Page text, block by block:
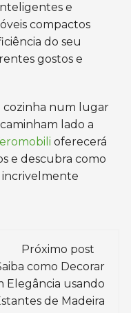
e
compactos
do seu
gostos e
cozinha num lugar
lado a
oferecerá
e descubra como
incrivelmente
Próximo post
como Decorar
Elegância usando
de Madeira